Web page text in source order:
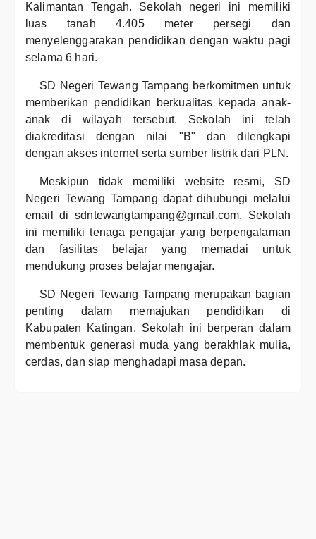
Kalimantan Tengah. Sekolah negeri ini memiliki
luas tanah 4.405 meter persegi dan
menyelenggarakan pendidikan dengan waktu pagi
selama 6 hari.
SD Negeri Tewang Tampang berkomitmen untuk
memberikan pendidikan berkualitas kepada anak-
anak di wilayah tersebut. Sekolah ini telah
diakreditasi dengan nilai "B" dan dilengkapi
dengan akses internet serta sumber listrik dari PLN.
Meskipun tidak memiliki website resmi, SD
Negeri Tewang Tampang dapat dihubungi melalui
email di sdntewangtampang@gmail.com. Sekolah
ini memiliki tenaga pengajar yang berpengalaman
dan fasilitas belajar yang memadai untuk
mendukung proses belajar mengajar.
SD Negeri Tewang Tampang merupakan bagian
penting dalam memajukan pendidikan di
Kabupaten Katingan. Sekolah ini berperan dalam
membentuk generasi muda yang berakhlak mulia,
cerdas, dan siap menghadapi masa depan.